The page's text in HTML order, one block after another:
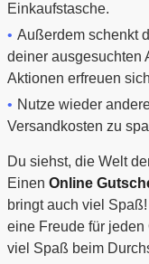
Einkaufstasche.
Außerdem schenkt
deiner ausgesuchten
Aktionen erfreuen
Nutze wieder
Versandkosten zu
Du siehst, die Welt
Einen Online
bringt auch viel
eine Freude für
viel Spaß beim